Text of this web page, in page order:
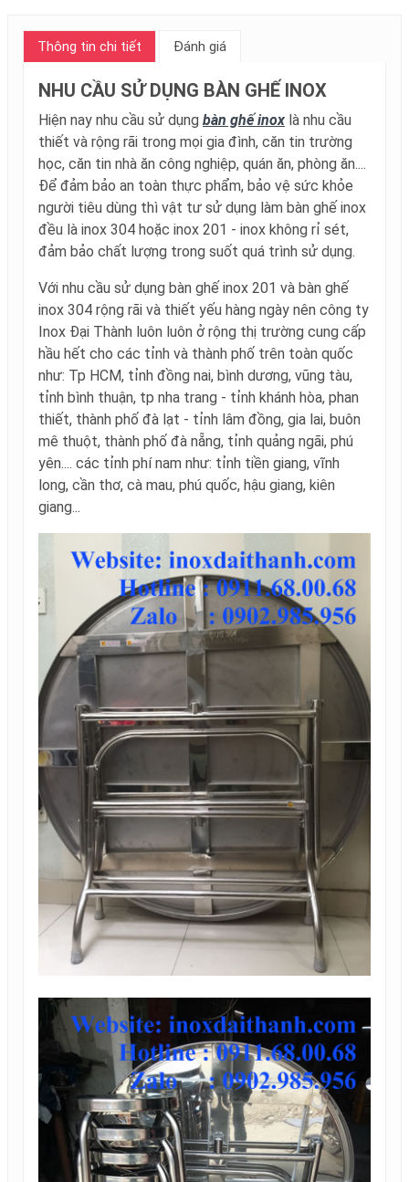
Thông tin chi tiết Đánh giá
NHU CẦU SỬ DỤNG BÀN GHẾ INOX
Hiện nay nhu cầu sử dụng bàn ghế inox là nhu cầu
thiết và rộng rãi trong mọi gia đình, căn tin trường
học, căn tin nhà ăn công nghiệp, quán ăn, phòng ăn....
Để đảm bảo an toàn thực phẩm, bảo vệ sức khỏe
người tiêu dùng thì vật tư sử dụng làm bàn ghế inox
đều là inox 304 hoặc inox 201 - inox không rỉ sét,
đảm bảo chất lượng trong suốt quá trình sử dụng.
Với nhu cầu sử dụng bàn ghế inox 201 và bàn ghế
inox 304 rộng rãi và thiết yếu hàng ngày nên công ty
Inox Đại Thành luôn luôn ở rộng thị trường cung cấp
hầu hết cho các tỉnh và thành phố trên toàn quốc
như: Tp HCM, tỉnh đồng nai, bình dương, vũng tàu,
tỉnh bình thuận, tp nha trang - tỉnh khánh hòa, phan
thiết, thành phố đà lạt - tỉnh lâm đồng, gia lai, buôn
mê thuột, thành phố đà nẵng, tỉnh quảng ngãi, phú
yên.... các tỉnh phí nam như: tỉnh tiền giang, vĩnh
long, cần thơ, cà mau, phú quốc, hậu giang, kiên
giang...